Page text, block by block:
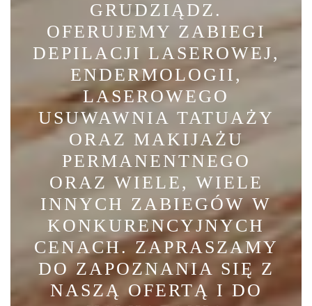
GRUDZIĄDZ.
OFERUJEMY ZABIEGI
DEPILACJI LASEROWEJ,
ENDERMOLOGII,
LASEROWEGO
USUWAWNIA TATUAŻY
ORAZ MAKIJAŻU
PERMANENTNEGO
ORAZ WIELE, WIELE
INNYCH ZABIEGÓW W
KONKURENCYJNYCH
CENACH. ZAPRASZAMY
DO ZAPOZNANIA SIĘ Z
NASZĄ OFERTĄ I DO